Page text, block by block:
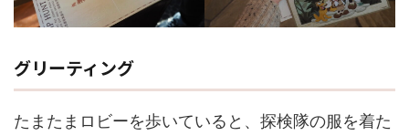
グリーティング
たまたまロビーを歩いていると、探検隊の服を着た